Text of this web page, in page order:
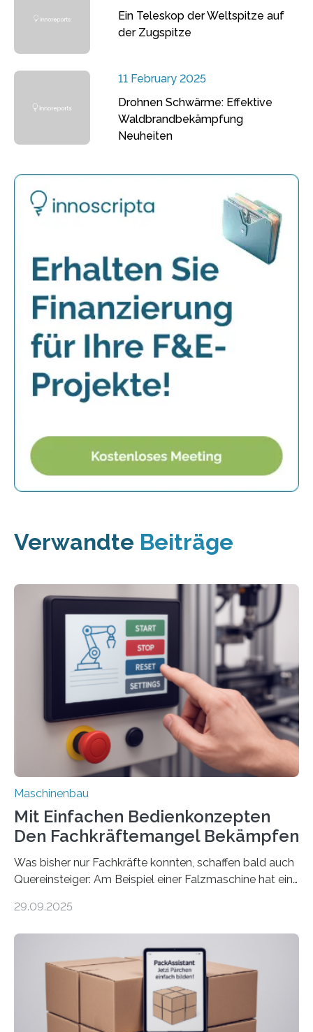
Ein Teleskop der Weltspitze auf
der Zugspitze
11 February 2025
Drohnen Schwärme: Effektive
Waldbrandbekämpfung
Neuheiten
Verwandte Beiträge
Maschinenbau
Mit Einfachen Bedienkonzepten
Den Fachkräftemangel Bekämpfen
Was bisher nur Fachkräfte konnten, schaffen bald auch
Quereinsteiger: Am Beispiel einer Falzmaschine hat ein
Mensch-Maschine-Schnittstelle so sehr vereinfacht,
Die zugrunde liegende Methodik lässt sich auf alle
anderen Maschinen übertragen. Eine Falzmaschine
umzurüsten ist ein Job für echte Profis. Eine solche
Maschine faltet in Druckereien Broschüren, Prospekte,
Landkarten und vieles mehr – mehrere Zehntausend
29.09.2025